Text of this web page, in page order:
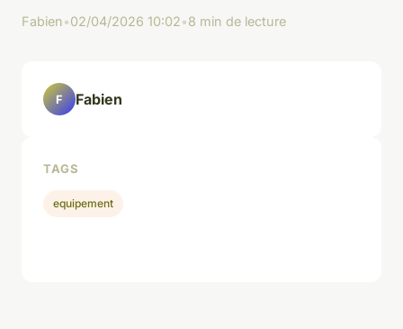
Fabien•02/04/2026 10:02•8 min de lecture
F Fabien
TAGS
equipement